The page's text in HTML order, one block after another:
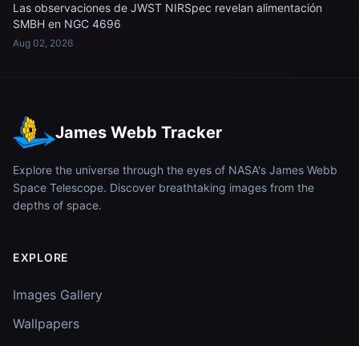
Las observaciones de JWST NIRSpec revelan alimentación
SMBH en NGC 4696
Aug 02, 2026
James Webb Tracker
Explore the universe through the eyes of NASA's James Webb
Space Telescope. Discover breathtaking images from the
depths of space.
EXPLORE
Images Gallery
Wallpapers